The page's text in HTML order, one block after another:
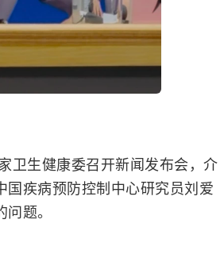
卫生健康委召开新闻发布会，介
疾病预防控制中心研究员刘爱
题。